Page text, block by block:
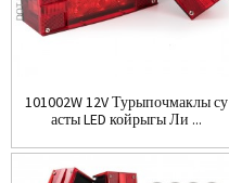
101002W 12V Турыпочмаклы су
асты LED койрыгы Ли ...